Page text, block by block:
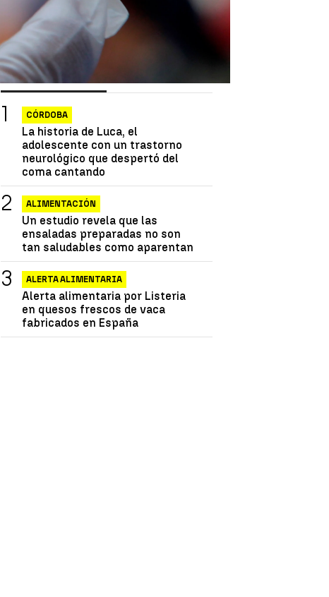
Las más vistas
CÓRDOBA
La historia de Luca, el
adolescente con un trastorno
neurológico que despertó del
coma cantando
ALIMENTACIÓN
Un estudio revela que las
ensaladas preparadas no son
tan saludables como aparentan
ALERTA ALIMENTARIA
Alerta alimentaria por Listeria
en quesos frescos de vaca
fabricados en España